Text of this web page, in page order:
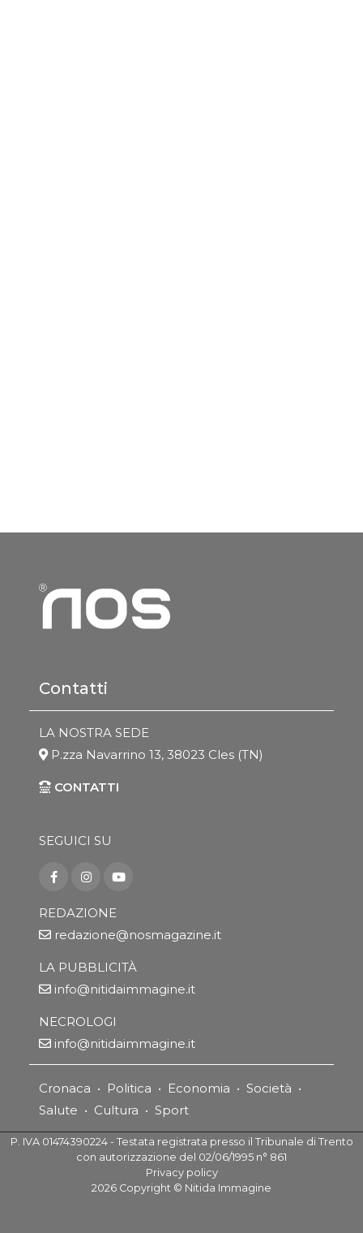
Contatti
LA NOSTRA SEDE
P.zza Navarrino 13, 38023 Cles (TN)
CONTATTI
SEGUICI SU
REDAZIONE
redazione@nosmagazine.it
LA PUBBLICITÀ
info@nitidaimmagine.it
NECROLOGI
info@nitidaimmagine.it
Cronaca • Politica • Economia • Società •
Salute • Cultura • Sport
P. IVA 01474390224 - Testata registrata presso il Tribunale di Trento
con autorizzazione del 02/06/1995 n° 861
Privacy policy
2026 Copyright © Nitida Immagine